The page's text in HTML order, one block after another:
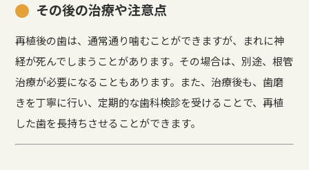
その後の治療や注意点
再植後の歯は、通常通り噛むことができますが、まれに神
経が死んでしまうことがあります。その場合は、別途、根管
治療が必要になることもあります。また、治療後も、歯磨
きを丁寧に行い、定期的な歯科検診を受けることで、再植
した歯を長持ちさせることができます。